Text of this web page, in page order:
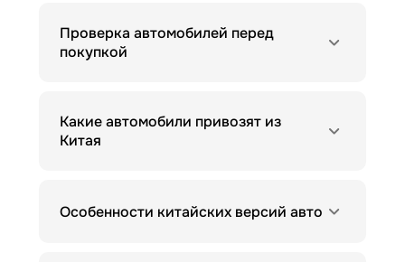
Проверка автомобилей перед
покупкой
Какие автомобили привозят из
Китая
Особенности китайских версий авто